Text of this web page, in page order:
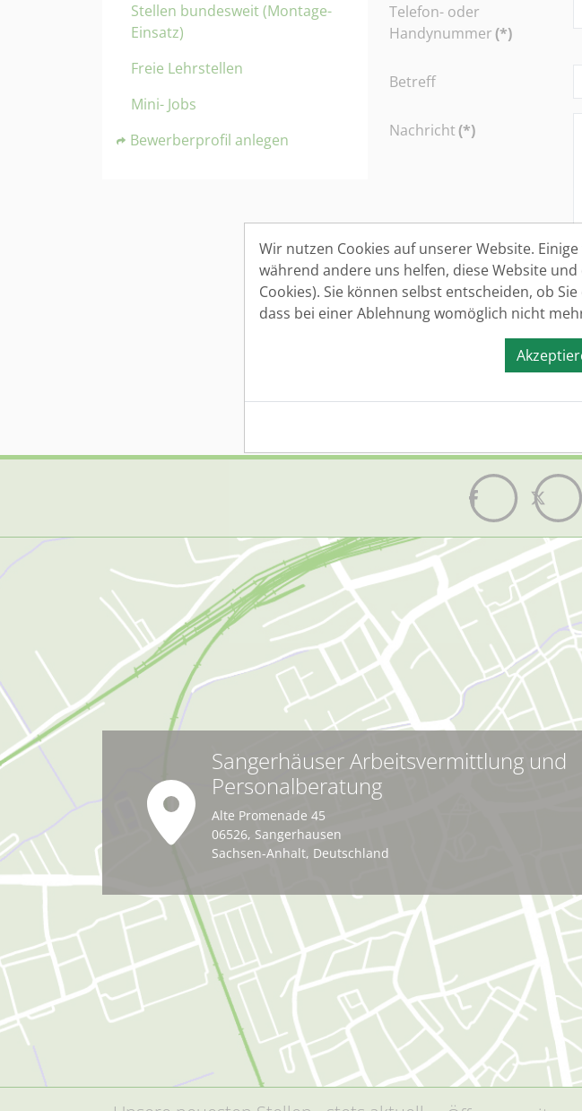
Stellen bundesweit (Montage-
Einsatz)
Freie Lehrstellen
Mini- Jobs
Bewerberprofil anlegen
Telefon- oder
Handynummer(*)
Betreff
Nachricht(*)
Aufnahme in den
Bewerber-Datenbank
Datenschutz(*)
Sangerhäuser Arbeitsvermittlung und
Personalberatung
Alte Promenade 45
06526, Sangerhausen
Sachsen-Anhalt, Deutschland
Wir nutzen Cookies auf unserer Website.
während andere uns helfen, diese Website
Cookies). Sie können selbst entscheiden, ob
dass bei einer Ablehnung womöglich nicht